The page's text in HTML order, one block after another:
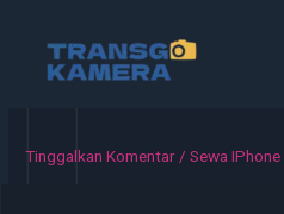
Tinggalkan Komentar /Sewa IPhone